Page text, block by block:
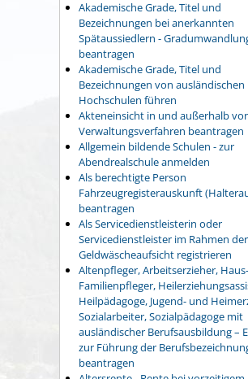
Akademische Grade, Titel und
Bezeichnungen bei anerkannten
Spätaussiedlern -
beantragen
Akademische Grade, Titel und
Bezeichnungen von ausländischen
Hochschulen führen
Akteneinsicht in und außerhalb
Verwaltungsverfahren beantragen
Allgemein bildende Schulen - zur
Abendrealschule anmelden
Als berechtigte Person
Fahrzeugregisterauskunft
beantragen
Als Servicedienstleisterin oder
Servicedienstleister im Rahmen der
Geldwäscheaufsicht registrieren
Altenpfleger, Arbeitserzieher,
Familienpfleger,
Heilpädagoge, Jugend- und
Sozialarbeiter, Sozialpädagoge mit
ausländischer Berufsausbildung –
zur Führung der
beantragen